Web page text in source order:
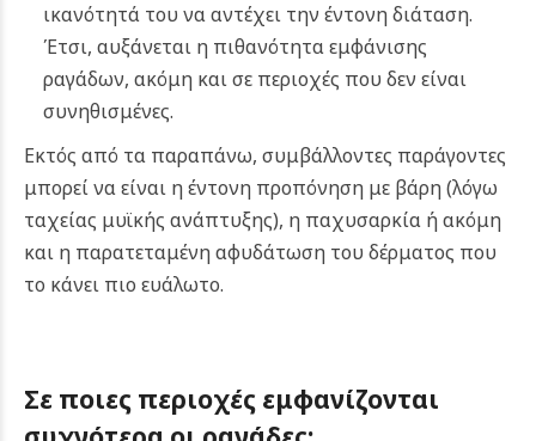
ικανότητά του να αντέχει την έντονη διάταση.
Έτσι, αυξάνεται η πιθανότητα εμφάνισης
ραγάδων, ακόμη και σε περιοχές που δεν είναι
συνηθισμένες.
Εκτός από τα παραπάνω, συμβάλλοντες παράγοντες
μπορεί να είναι η έντονη προπόνηση με βάρη (λόγω
ταχείας μυϊκής ανάπτυξης), η παχυσαρκία ή ακόμη
και η παρατεταμένη αφυδάτωση του δέρματος που
το κάνει πιο ευάλωτο.
Σε ποιες περιοχές εμφανίζονται